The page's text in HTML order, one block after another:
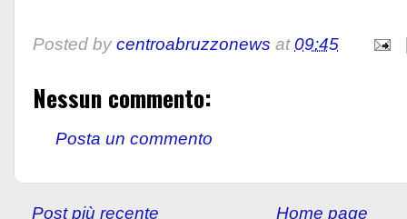
Posted by centroabruzzonews at09:45
Nessun commento:
Posta un commento
Post più recente Home page